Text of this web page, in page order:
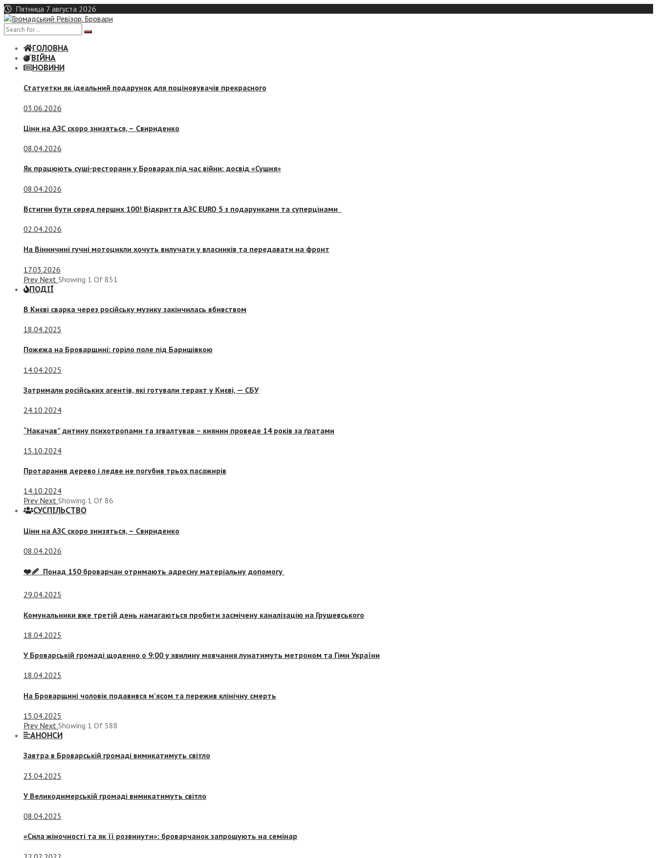
Skip
to
content
Пятница 7 августа 2026
ГОЛОВНА
ВІЙНА
НОВИНИ
Статуетки як ідеальний подарунок для поціновувачів прекрасного
03.06.2026
Ціни на АЗС скоро знизяться, – Свириденко
08.04.2026
Як працюють суші-ресторани у Броварах під час війни: досвід «Сушия»
08.04.2026
Встигни бути серед перших 100! Відкриття АЗС EURO 5 з подарунками та суперцінами
02.04.2026
На Вінничині гучні мотоцикли хочуть вилучати у власників та передавати на фронт
17.03.2026
Prev Next Showing 1 Of 851
ПОДІЇ
В Києві сварка через російську музику закінчилась вбивством
18.04.2025
Пожежа на Броварщині: горіло поле під Баришівкою
14.04.2025
Затримали російських агентів, які готували теракт у Києві, — СБУ
24.10.2024
“Накачав” дитину психотропами та згвалтував – киянин проведе 14 років за ґратами
15.10.2024
Протаранив дерево і ледве не погубив трьох пасажирів
14.10.2024
Prev Next Showing 1 Of 86
СУСПIЛЬСТВО
Ціни на АЗС скоро знизяться, – Свириденко
08.04.2026
❤️‍🩹 Понад 150 броварчан отримають адресну матеріальну допомогу
29.04.2025
Комунальники вже третій день намагаються пробити засмічену каналізацію на Грушевського
18.04.2025
У Броварській громаді щоденно о 9:00 у хвилину мовчання лунатимуть метроном та Гімн України
18.04.2025
На Броварщині чоловік подавився м’ясом та пережив клінічну смерть
15.04.2025
Prev Next Showing 1 Of 588
АНОНСИ
Завтра в Броварській громаді вимикатимуть світло
23.04.2025
У Великодимерській громаді вимикатимуть світло
08.04.2025
«Сила жіночності та як її розвинути»: броварчанок запрошують на семінар